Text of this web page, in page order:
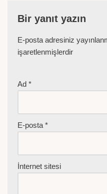
Bir yanıt yazın
E-posta adresiniz
işaretlenmişlerdir
Ad *
E-posta *
İnternet sitesi